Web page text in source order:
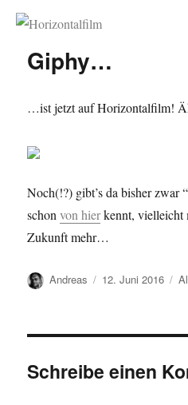
Horizontalfilm
Giphy…
…ist jetzt auf Horizontalfilm!
Noch(!?) gibt’s da bisher zwar
schonvon hierkennt, vielleicht
Zukunft mehr…
Autor
Andreas
Veröffentlicht
12. Juni 2016
Schreibe einen